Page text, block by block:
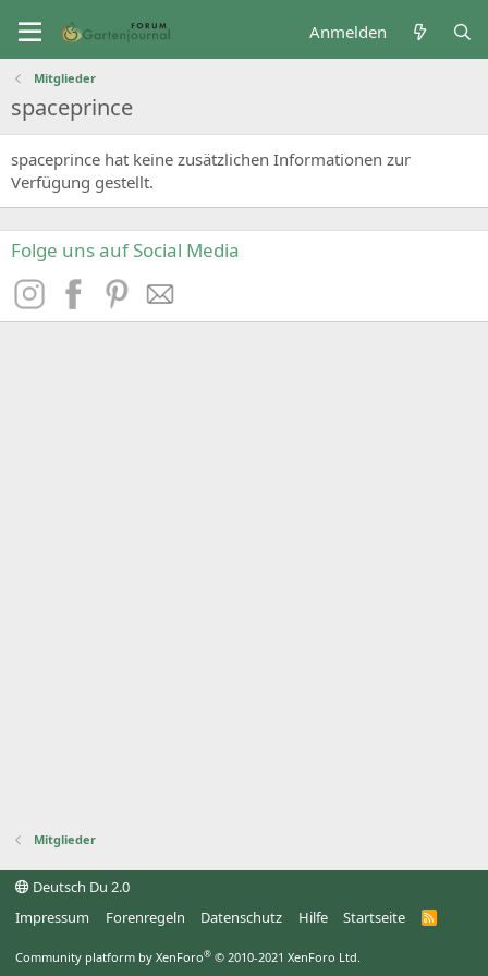
Anmelden
Mitglieder
spaceprince
spaceprince hat keine zusätzlichen Informationen zur
Verfügung gestellt.
Folge uns auf Social Media
Mitglieder
Deutsch Du 2.0
Impressum
Forenregeln Datenschutz Hilfe Startseite
R
Community platform by XenForo® © 2010-2021 XenForo Ltd.